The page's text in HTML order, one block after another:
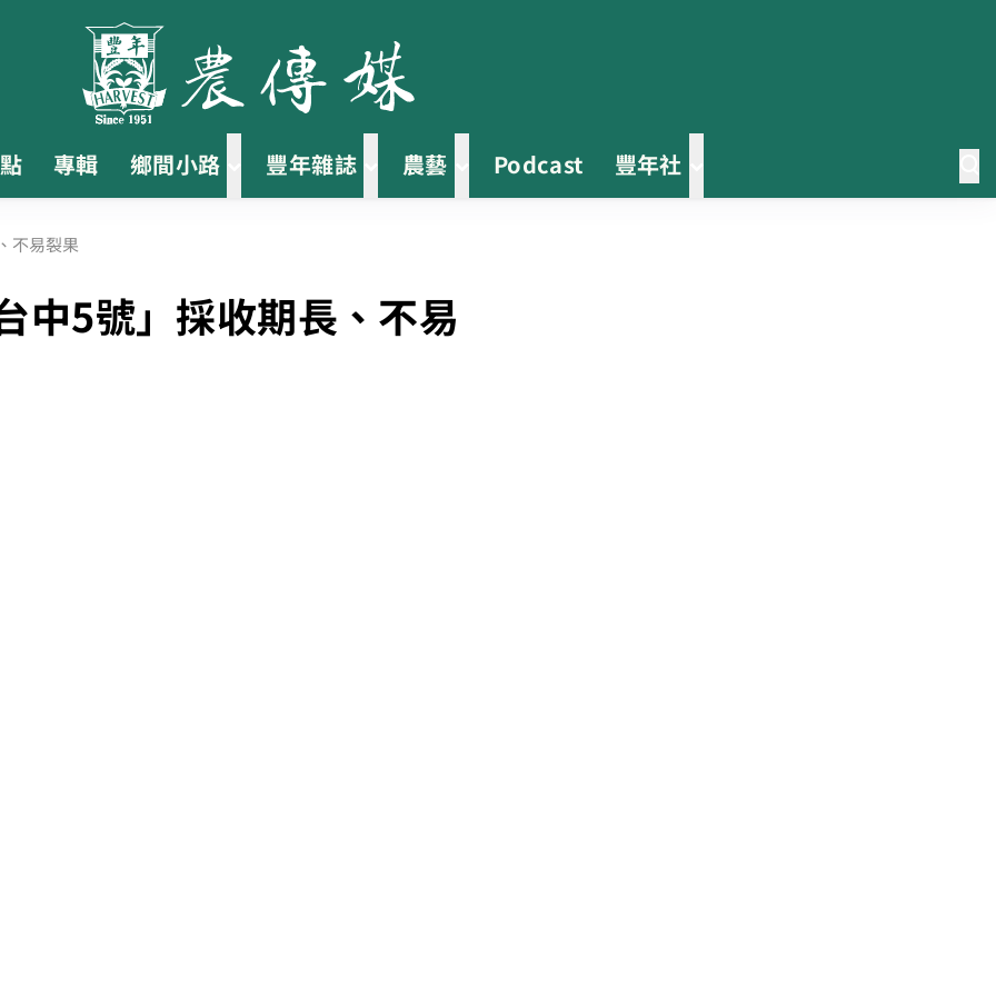
專輯 鄉間小路 豐年雜誌 農藝 Podcast 豐年社
不易裂果
5號」採收期長、不易